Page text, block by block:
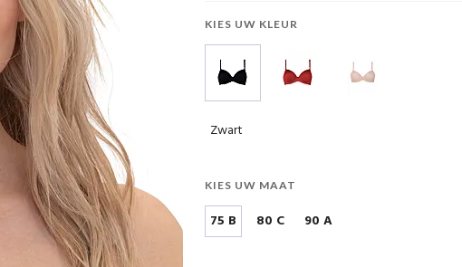
KIES UW KLEUR
Zwart
KIES UW MAAT
75 B 80 C 90 A